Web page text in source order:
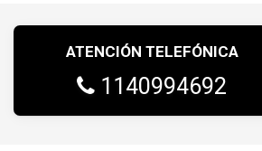
ATENCIÓN TELEFÓNICA
1140994692